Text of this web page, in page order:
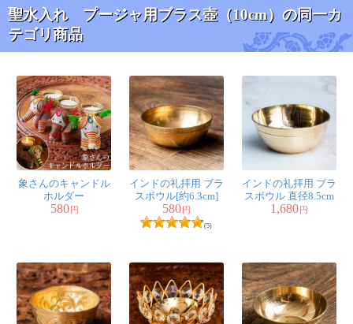
聖水入れ プージャ用ブラス壺（10cm）の同一カ
テゴリ商品
象さんのキャンドル
ホルダー
580円
インドの礼拝用 ブラ
スボウル[約6.3cm]
580円
(5)
インドの礼拝用 ブラ
スボウル 直径8.5cm
1,680円